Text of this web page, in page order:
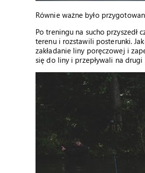
Równie ważne było
Po treningu na sucho
terenu i rozstawili posterunki.
zakładanie liny poręczowej i
się do liny i przepływali na drugi